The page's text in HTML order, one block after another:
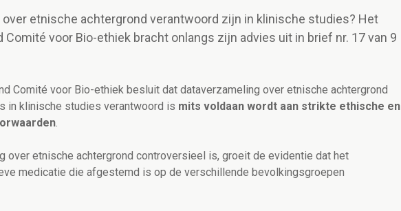
over etnische achtergrond verantwoord zijn in klinische studies? Het
Comité voor Bio-ethiek bracht onlangs zijn advies uit in brief nr. 17 van 9
Comité voor Bio-ethiek besluit dat dataverzameling over etnische achtergrond
in klinische studies verantwoord is mits voldaan wordt aan strikte ethische en
.
over etnische achtergrond controversieel is, groeit de evidentie dat het
medicatie die afgestemd is op de verschillende bevolkingsgroepen